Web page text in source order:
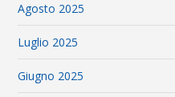
Agosto 2025
Luglio 2025
Giugno 2025